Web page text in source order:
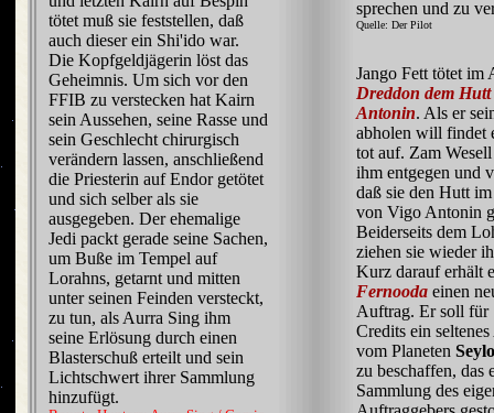
tötet muß sie feststellen, daß
auch dieser ein Shi'ido war.
Die Kopfgeldjägerin löst das
Geheimnis. Um sich vor den
FFIB zu verstecken hat Kairn
sein Aussehen, seine Rasse und
sein Geschlecht chirurgisch
verändern lassen, anschließend
die Priesterin auf Endor getötet
und sich selber als sie
ausgegeben. Der ehemalige
Jedi packt gerade seine Sachen,
um Buße im Tempel auf
Lorahns, getarnt und mitten
unter seinen Feinden versteckt,
zu tun, als Aurra Sing ihm
seine Erlösung durch einen
Blasterschuß erteilt und sein
Lichtschwert ihrer Sammlung
hinzufügt.
sprechen und zu
Quelle: Der Pilot
Jango Fett tötet im
Dreddon dem Hutt
Antonin. Als er
abholen will findet
tot auf. Zam
ihm entgegen und
daß sie den Hutt
von Vigo Antonin
Beiderseits dem
ziehen sie wieder
Kurz darauf erhält
Fernooda einen
Auftrag. Er soll für
Credits ein
vom Planeten
zu beschaffen, das
Sammlung des